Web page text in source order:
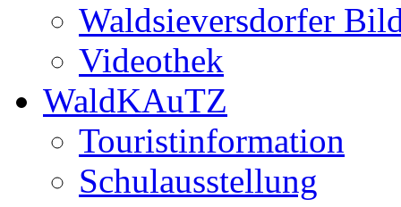
Waldsieversdorfer
Videothek
WaldKAuTZ
Touristinformation
Schulausstellung